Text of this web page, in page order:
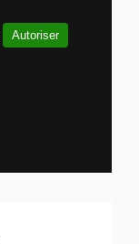
Autoriser